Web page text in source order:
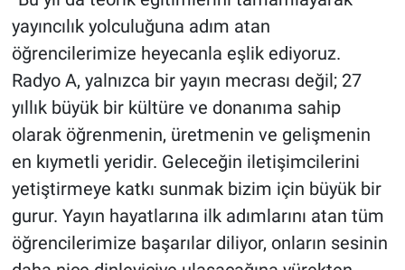
yayıncılık yolculuğuna adım atan
öğrencilerimize heyecanla eşlik ediyoruz.
Radyo A, yalnızca bir yayın mecrası değil; 27
yıllık büyük bir kültüre ve donanıma sahip
olarak öğrenmenin, üretmenin ve gelişmenin
en kıymetli yeridir. Geleceğin iletişimcilerini
yetiştirmeye katkı sunmak bizim için büyük bir
gurur. Yayın hayatlarına ilk adımlarını atan tüm
öğrencilerimize başarılar diliyor, onların sesinin